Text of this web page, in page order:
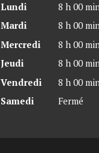
Lundi
8 h 00
Mardi
8 h 00
Mercredi
8 h 00
Jeudi
8 h 00
Vendredi
8 h 00
Samedi
Fermé